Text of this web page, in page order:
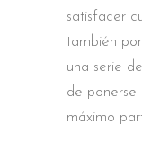
satisfacer
también
una serie
de ponerse
máximo